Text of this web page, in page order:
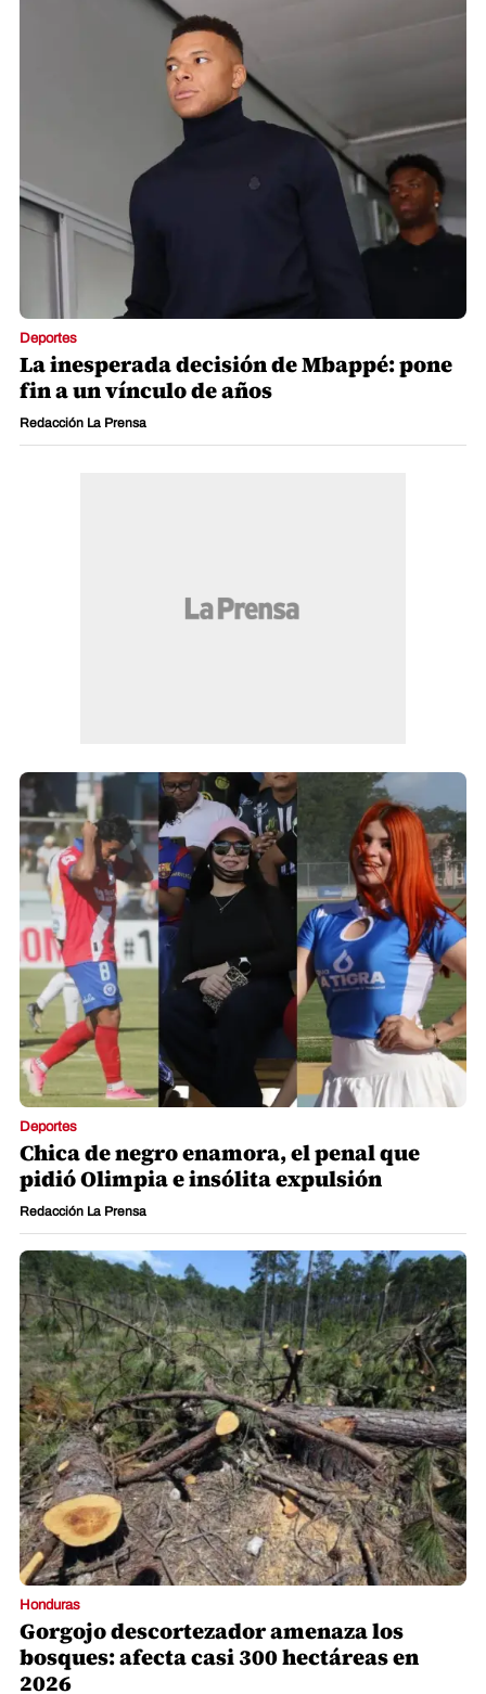
Deportes
La inesperada decisión de Mbappé: pone
fin a un vínculo de años
Redacción La Prensa
Deportes
Chica de negro enamora, el penal que
pidió Olimpia e insólita expulsión
Redacción La Prensa
Honduras
Gorgojo descortezador amenaza los
bosques: afecta casi 300 hectáreas en
2026